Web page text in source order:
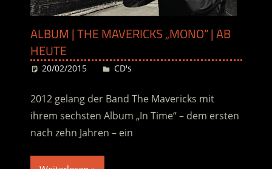
ALBUM | THE MAVERICKS „MONO“ | AB
HEUTE
20/02/2015 Desiree
CD's
2012 gelang der Band The Mavericks mit
ihrem sechsten Album „In Time“ – dem ersten
nach zehn Jahren – ein